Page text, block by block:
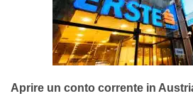
Aprire un conto corrente in